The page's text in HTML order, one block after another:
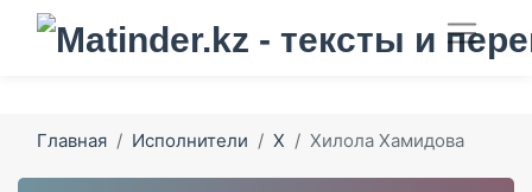
Главная Исполнители Х Хилола Хамидова